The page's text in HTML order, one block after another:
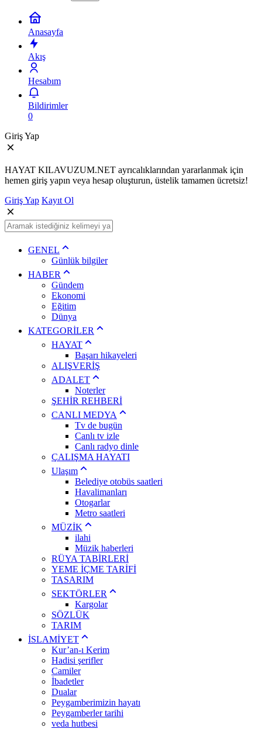
Anasayfa
Akış
Hesabım
Bildirimler
0
Giriş Yap
HAYAT KILAVUZUM.NET ayrıcalıklarından yararlanmak için
hemen giriş yapın veya hesap oluşturun, üstelik tamamen ücretsiz!
Giriş Yap Kayıt Ol
GENEL
Günlük bilgiler
HABER
Gündem
Ekonomi
Eğitim
Dünya
KATEGORİLER
HAYAT
Başarı hikayeleri
ALIŞVERİŞ
ADALET
Noterler
ŞEHİR REHBERİ
CANLI MEDYA
Tv de bugün
Canlı tv izle
Canlı radyo dinle
ÇALIŞMA HAYATI
Ulaşım
Belediye otobüs saatleri
Havalimanları
Otogarlar
Metro saatleri
MÜZİK
ilahi
Müzik haberleri
RÜYA TABİRLERİ
YEME İÇME TARİFİ
TASARIM
SEKTÖRLER
Kargolar
SÖZLÜK
TARIM
İSLAMİYET
Kur’an-ı Kerim
Hadisi şerifler
Camiler
İbadetler
Dualar
Peygamberimizin hayatı
Peygamberler tarihi
veda hutbesi